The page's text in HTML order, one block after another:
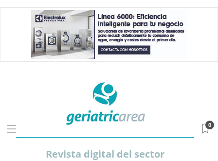
Revista digital del sector
0